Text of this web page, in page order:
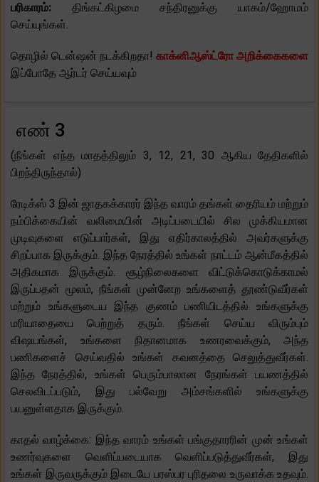
பரிகாரம்: திங்கட்கிழமை சந்திரனுக்கு யாகம்/ஹோமம்
செய்யுங்கள்.
தொழில் டென்ஷன் நடக்கிறதா! காக்னிஆஸ்ட்ரோ அறிக்கைகளை
இப்போதே ஆர்டர் செய்யவும்
எண் 3
(நீங்கள் எந்த மாதத்திலும் 3, 12, 21, 30 ஆகிய தேதிகளில்
பிறந்திருந்தால்)
ரேடிக்ஸ் 3 இன் ஜாதகக்காரர் இந்த வாரம் தங்கள் தைரியம் மற்றும்
நம்பிக்கையின் வலிமையின் அடிப்படையில் சில முக்கியமான
முடிவுகளை எடுப்பார்கள், இது எதிர்காலத்தில் அவர்களுக்கு
சிறப்பாக இருக்கும். இந்த நேரத்தில் உங்கள் நாட்டம் ஆன்மீகத்தில்
அதிகமாக இருக்கும். சூழ்நிலைகளை விட்டுக்கொடுக்காமல்
இருப்பதன் மூலம், நீங்கள் முன்னேற உங்களைத் தூண்டுவீர்கள்
மற்றும் உங்களுடைய இந்த குணம் பணியிடத்தில் உங்களுக்கு
மரியாதையை பெற்றுத் தரும். நீங்கள் செய்ய விரும்பும்
விஷயங்கள், உங்களை நிதானமாக உணரவைக்கும், அந்த
பணிகளைச் செய்வதில் உங்கள் கவனத்தை செலுத்துவீர்கள்.
இந்த நேரத்தில், உங்கள் பெரும்பாலான நேரங்கள் பயணத்தில்
செலவிடப்படும், இது பல்வேறு அம்சங்களில் உங்களுக்கு
பயனுள்ளதாக இருக்கும்.
காதல் வாழ்க்கை: இந்த வாரம் உங்கள் பங்குதாரரின் முன் உங்கள்
உணர்வுகளை வெளிப்படையாக வெளிப்படுத்துவீர்கள், இது
உங்கள் இருவருக்கும் இடையே பரஸ்பர புரிதலை உருவாக்க உதவும்.